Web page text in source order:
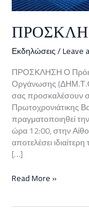
Εκδηλώσεις/Leave
ΠΡΟΣΚΛΗΣΗ Ο
Οργάνωσης
σας προσκαλέσουν
Πρωτοχρονιάτικης
πραγματοποιηθεί
ώρα 12:00, στην
αποτελέσει
[…]
ΠΡΟΣΚΛΗΣΗ
Read More »